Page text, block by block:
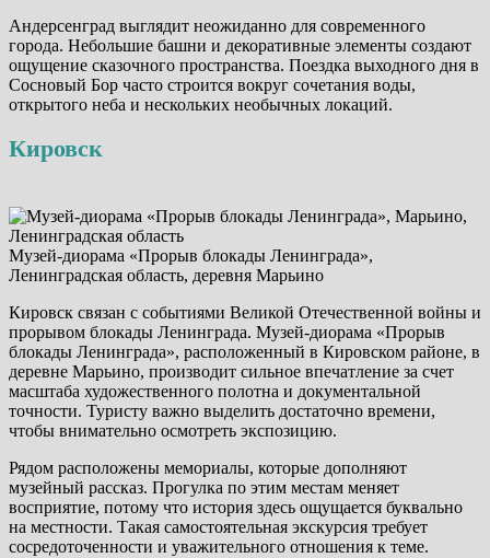
Андерсенград выглядит неожиданно для современного
города. Небольшие башни и декоративные элементы создают
ощущение сказочного пространства. Поездка выходного дня в
Сосновый Бор часто строится вокруг сочетания воды,
открытого неба и нескольких необычных локаций.
Кировск
Музей-диорама «Прорыв блокады Ленинграда»,
Ленинградская область, деревня Марьино
Кировск связан с событиями Великой Отечественной войны и
прорывом блокады Ленинграда. Музей-диорама «Прорыв
блокады Ленинграда», расположенный в Кировском районе, в
деревне Марьино, производит сильное впечатление за счет
масштаба художественного полотна и документальной
точности. Туристу важно выделить достаточно времени,
чтобы внимательно осмотреть экспозицию.
Рядом расположены мемориалы, которые дополняют
музейный рассказ. Прогулка по этим местам меняет
восприятие, потому что история здесь ощущается буквально
на местности. Такая самостоятельная экскурсия требует
сосредоточенности и уважительного отношения к теме.